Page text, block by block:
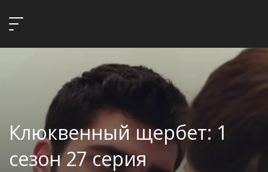
Клюквенный щербет: 1
сезон 27 серия